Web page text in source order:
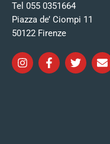
Tel 055 0351664
Piazza de’ Ciompi 11
50122 Firenze